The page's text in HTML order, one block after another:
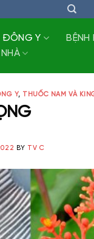
ĐÔNG Y BỆNH
Y, THUỐC NAM VÀ
BY TV C